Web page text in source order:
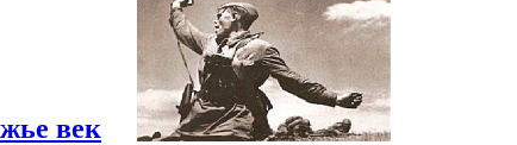
век